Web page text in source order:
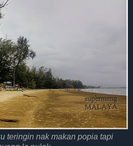
teringin nak makan popia tapi